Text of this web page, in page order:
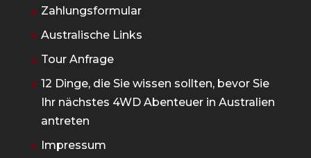
Zahlungsformular
Australische Links
Tour Anfrage
12 Dinge, die Sie wissen sollten, bevor Sie
Ihr nächstes 4WD Abenteuer in Australien
antreten
Impressum